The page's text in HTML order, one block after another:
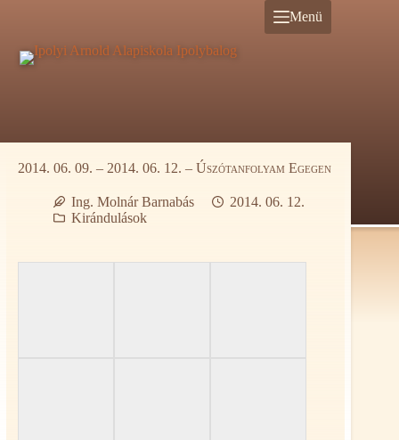
Menü
2014. 06. 09. – 2014. 06. 12. – Úszótanfolyam Egegen
Ing. Molnár Barnabás
2014. 06. 12.
Kirándulások